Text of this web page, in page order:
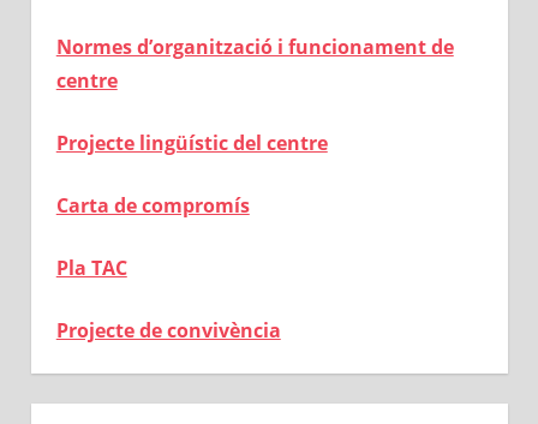
Normes d’organització i funcionament de
centre
Projecte lingüístic del centre
Carta de compromís
Pla TAC
Projecte de convivència